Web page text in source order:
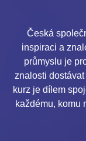
Česká
inspiraci a
průmyslu je
znalosti
kurz je dílem
každému, komu